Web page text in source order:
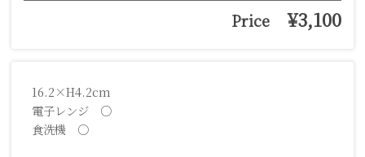
Price ¥3,100
16.2×H4.2cm
電子レンジ ○
食洗機 ○